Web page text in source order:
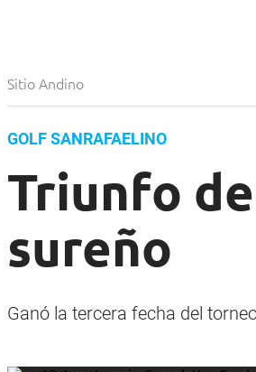
Sitio Andino
GOLF SANRAFAELINO
Triunfo
sureño
Ganó la tercera fecha del